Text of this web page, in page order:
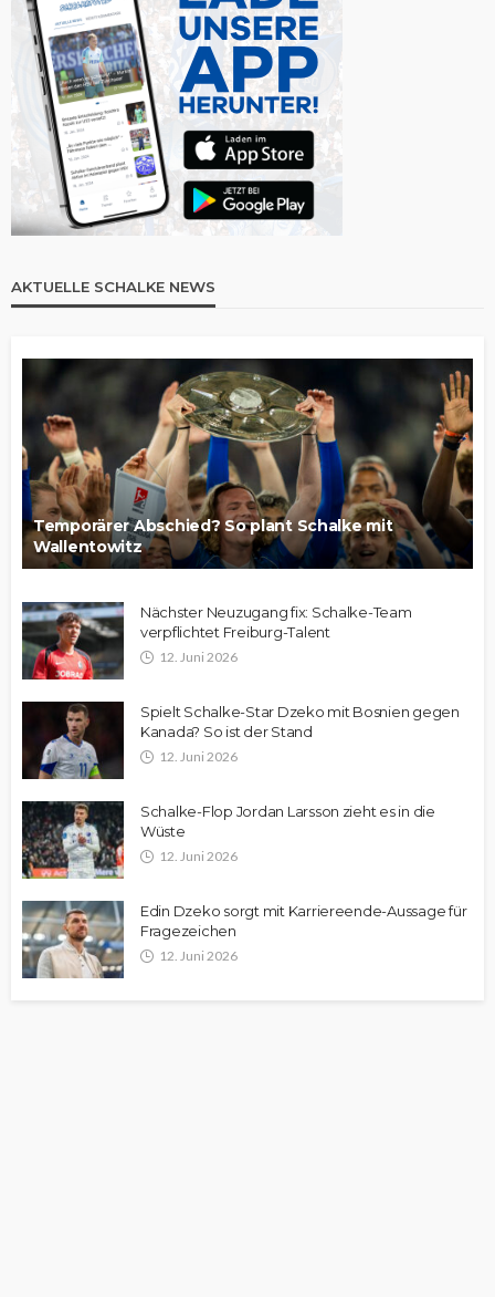
AKTUELLE SCHALKE NEWS
Temporärer Abschied? So plant Schalke mit
Wallentowitz
Nächster Neuzugang fix: Schalke-Team
verpflichtet Freiburg-Talent
12. Juni 2026
Spielt Schalke-Star Dzeko mit Bosnien gegen
Kanada? So ist der Stand
12. Juni 2026
Schalke-Flop Jordan Larsson zieht es in die
Wüste
12. Juni 2026
Edin Dzeko sorgt mit Karriereende-Aussage für
Fragezeichen
12. Juni 2026